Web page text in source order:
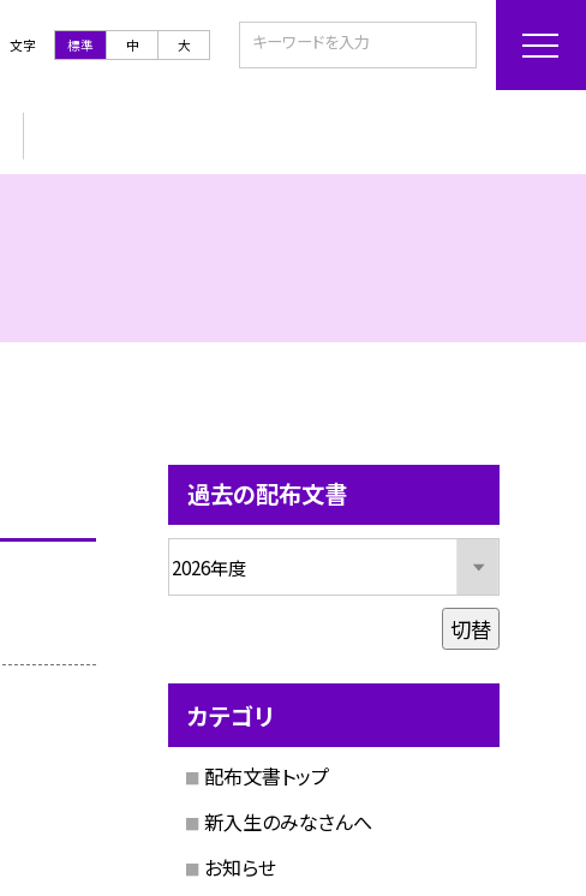
文字 標準 中 大
過去の配布文書
切替
カテゴリ
配布文書トップ
新入生のみなさんへ
お知らせ